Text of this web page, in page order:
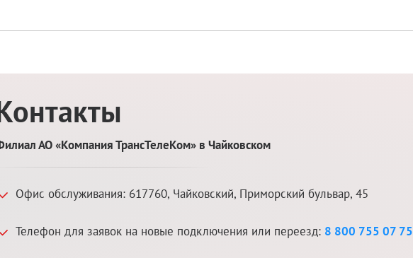
АО «Компания ТрансТелеКом» в Чайковском
Офис обслуживания: 617760, Чайковский, Приморский бульвар, 45
Телефон для заявок на новые подключения или переезд: 8 800 755 07 75